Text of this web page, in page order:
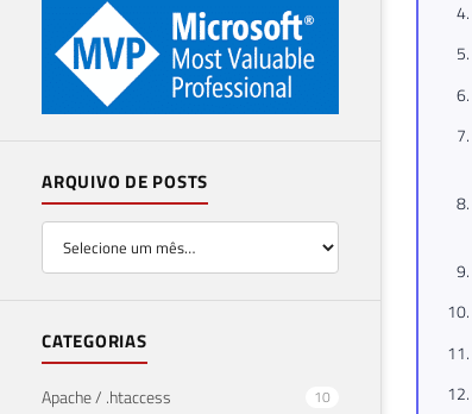
ARQUIVO DE POSTS
CATEGORIAS
Apache / .htaccess 10